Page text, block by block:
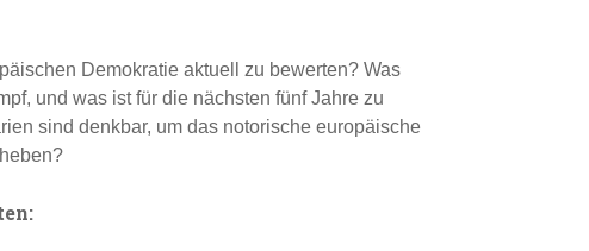
Demokratie aktuell zu bewerten? Was
und was ist für die nächsten fünf Jahre zu
sind denkbar, um das notorische europäische